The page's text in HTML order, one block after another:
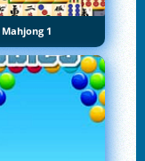
Mahjong 1